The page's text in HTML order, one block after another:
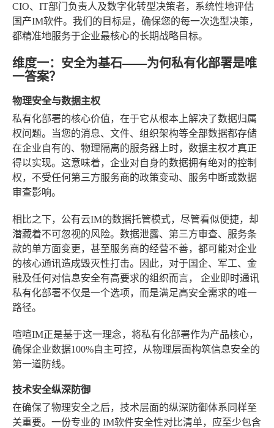
CIO、IT部门负责人及数字化转型决策者，系统性地评估
国产IM软件。我们的目标是，确保您的每一次选型决策，
都精准地服务于企业最核心的长期战略目标。
维度一：安全为基石——为何私有化部署是唯
一答案？
物理安全与数据主权
私有化部署的核心价值，在于它从根本上解决了数据归属
权问题。当您的消息、文件、组织架构等全部数据都存储
在企业自有的、物理隔离的服务器上时，数据主权才真正
得以实现。这意味着，企业对自身的数据拥有绝对的控制
权，不受任何第三方服务商的政策变动、服务中断或数据
审查影响。
相比之下，公有云IM的数据托管模式，尽管看似便捷，却
潜藏着不可忽视的风险。数据泄露、第三方审查、服务条
款的单方面变更，甚至服务商的经营不善，都可能对企业
的核心通讯造成毁灭性打击。因此，对于国企、军工、金
融及任何对信息安全有高要求的组织而言， 企业即时通讯
私有化部署不仅是一个选项，而是满足高安全需求的唯一
路径。
喧喧IM正是基于这一理念，将私有化部署作为产品核心，
确保企业数据100%自主可控，从物理层面构筑信息安全的
第一道防线。
技术安全纵深防御
在确保了物理安全之后，技术层面的纵深防御体系同样至
关重要。一份专业的 IM软件安全性对比清单，应至少包含